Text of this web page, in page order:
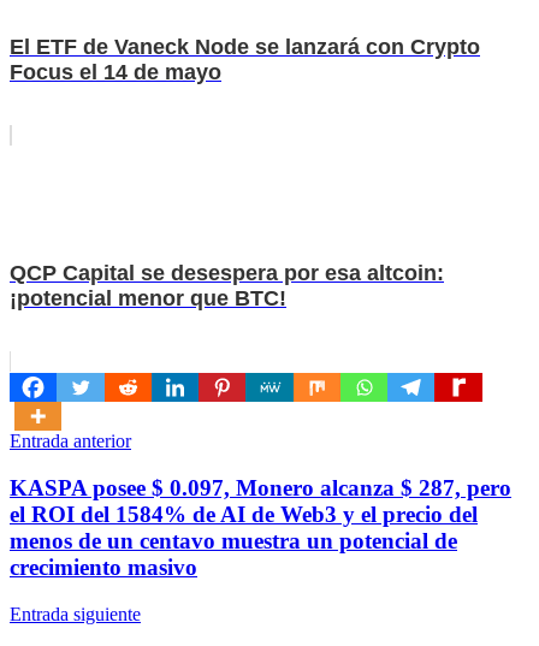
El ETF de Vaneck Node se lanzará con Crypto
Focus el 14 de mayo
QCP Capital se desespera por esa altcoin:
¡potencial menor que BTC!
Navegación
de
entradas
Entrada anterior
KASPA posee $ 0.097, Monero alcanza $ 287, pero
el ROI del 1584% de AI de Web3 y el precio del
menos de un centavo muestra un potencial de
crecimiento masivo
Entrada siguiente